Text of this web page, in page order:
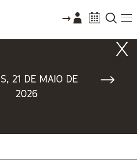
21 DE MAIO DE
2026